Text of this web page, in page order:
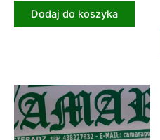
Dodaj do koszyka